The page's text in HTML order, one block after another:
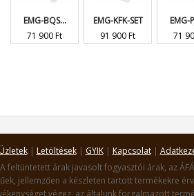
EMG-BQS...
71 900 Ft
EMG-KFK-SET
91 900 Ft
EMG-
71
Üzletek| Letöltések| GYIK| Kapcsolat|
A feltüntetett árak javasolt fogyasztói árak, az
jellemzően a készleten tartott termékekre
végez, az általunk forgalmazott